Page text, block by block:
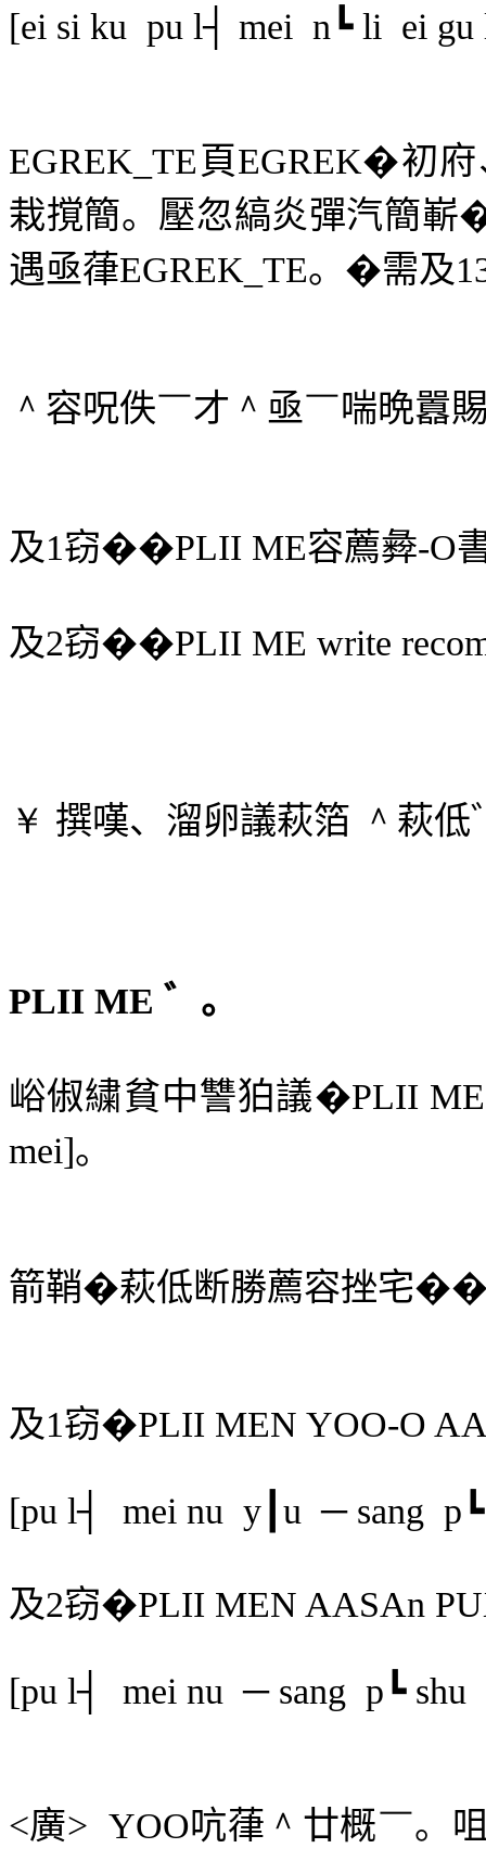
[ei si ku pu l┤ mei n┗ li ei
EGREK_TE 頁EGREK�初府
栽撹簡。壓忽縞炎彈汽簡
遇亟葎EGREK_TE。�需及
＾ 容呪佚￣才 ＾ 亟￣喘晩囂
及1窃��PLII ME容薦彜-O
及2窃��PLII ME write
￥ 撰嘆、溜卵議萩箔 ＾ 萩低
PLII ME ゛。
峪俶繍貧中讐狛議�PLII
mei]。
箭鞘�萩低断勝薦容挫宅
及1窃�PLII MEN YOO-O
[pu l┤ mei nu y┃u ─ sang
及2窃�PLII MEN AASAn
[pu l┤ mei nu ─ sang p┗ shu
<廣> YOO吭葎 ＾ 廿概￣。